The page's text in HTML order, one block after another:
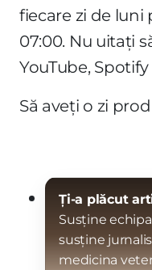
fiecare zi de luni
07:00. Nu uitați
YouTube,
Să aveți o zi
Ți-a plăcut
Susține
susține
medicina